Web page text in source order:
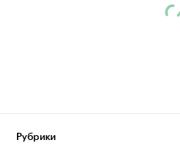
Рубрики